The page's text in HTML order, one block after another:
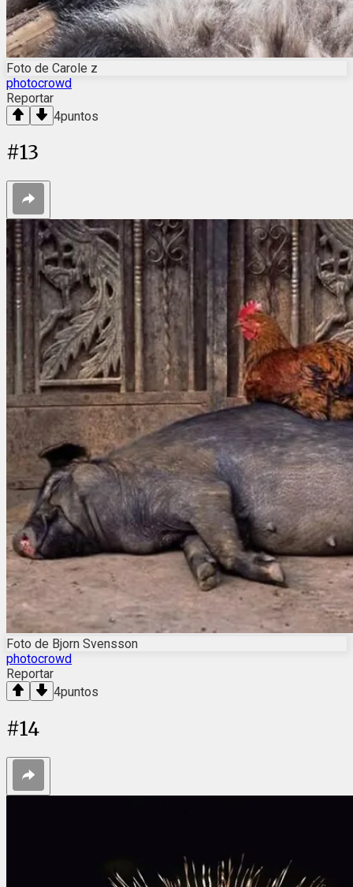
Foto de Carole z
photocrowd
Reportar
4puntos
#13
Foto de Bjorn Svensson
photocrowd
Reportar
4puntos
#14